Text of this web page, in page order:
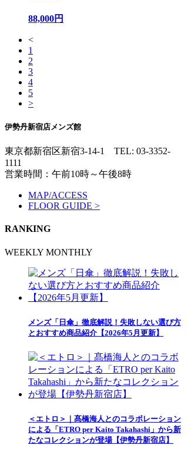
88,000円
<
1
2
3
4
5
>
伊勢丹新宿店メンズ館
東京都新宿区新宿3-14-1 TEL: 03-3352-
1111
営業時間：午前10時～午後8時
MAP/ACCESS
FLOOR GUIDE >
RANKING
WEEKLY MONTHLY
メンズ「日傘」徹底解説！失敗しない選び方
とおすすめ商品紹介【2026年5月更新】
＜エトロ＞｜髙橋海人とのコラボレーション
による「ETRO per Kaito Takahashi」から新
たなコレクションが登場【伊勢丹新宿店】